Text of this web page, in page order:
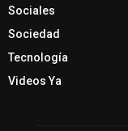
Sociales
Sociedad
Tecnología
Videos Ya